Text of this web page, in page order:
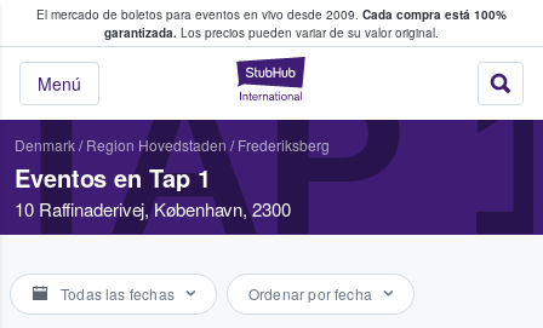
El mercado de boletos para eventos en vivo desde 2009. Cada compra está 100%
garantizada. Los precios pueden variar de su valor original.
StubHub: donde
Menú
fans compran y venden boletos
Denmark/ Region Hovedstaden / Frederiksberg
Eventos en Tap 1
10 Raffinaderivej, København, 2300
Todas las fechas Ordenar por fecha